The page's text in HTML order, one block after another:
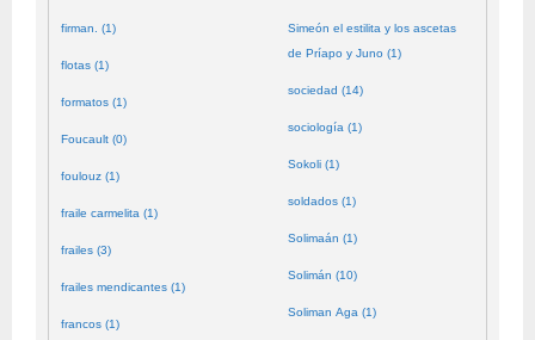
firman. (1)
flotas (1)
formatos (1)
Foucault (0)
foulouz (1)
fraile carmelita (1)
frailes (3)
frailes mendicantes (1)
francos (1)
Simeón el estilita y los ascetas
de Príapo y Juno (1)
sociedad (14)
sociología (1)
Sokoli (1)
soldados (1)
Solimaán (1)
Solimán (10)
Soliman Aga (1)